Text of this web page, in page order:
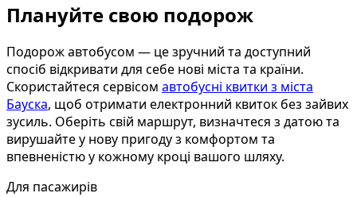
Плануйте свою подорож
Подорож автобусом — це зручний та доступний
спосіб відкривати для себе нові міста та країни.
Скористайтеся сервісом автобусні квитки з міста
Бауска, щоб отримати електронний квиток без зайвих
зусиль. Оберіть свій маршрут, визначтеся з датою та
вирушайте у нову пригоду з комфортом та
впевненістю у кожному кроці вашого шляху.
Для пасажирів